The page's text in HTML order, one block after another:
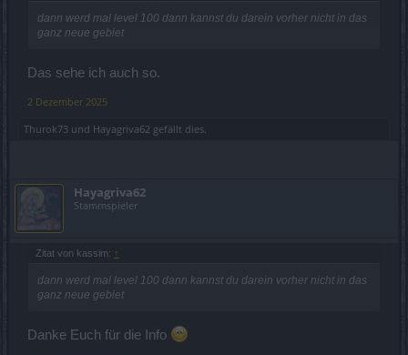
dann werd mal level 100 dann kannst du darein vorher nicht in das
ganz neue gebiet
Das sehe ich auch so.
2 Dezember 2025
Thurok73 und Hayagriva62 gefällt dies.
Hayagriva62
Stammspieler
Zitat von kassim: ↑
dann werd mal level 100 dann kannst du darein vorher nicht in das
ganz neue gebiet
Danke Euch für die Info